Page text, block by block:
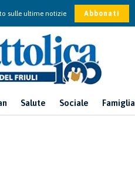
sulle ultime notizie Abbonati
Salute Sociale Famiglia